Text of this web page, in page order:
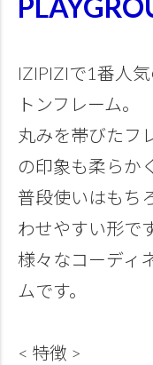
IZIPIZIで1番人
トンフレーム。
丸みを帯びたフ
の印象も柔らか
普段使いはもち
わせやすい形です
様々なコーディ
ムです。
< 特徴 >